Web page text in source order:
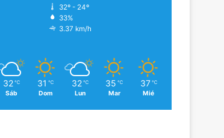
32º - 24º
33%
3.37 km/h
32 ℃
Sáb
31 ℃
Dom
32 ℃
Lun
35 ℃
Mar
37 ℃
Mié